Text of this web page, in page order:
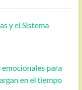
y el Sistema
para
en el tiempo